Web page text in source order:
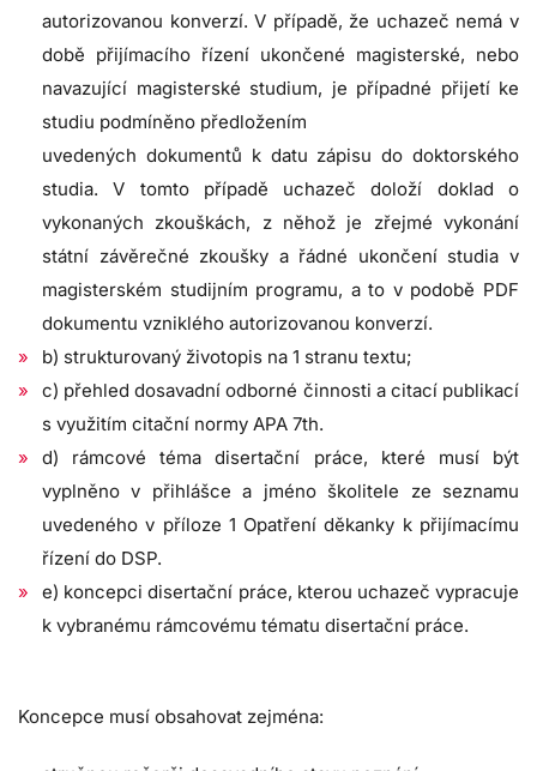
autorizovanou konverzí. V případě, že uchazeč nemá v
době přijímacího řízení ukončené magisterské, nebo
navazující magisterské studium, je případné přijetí ke
studiu podmíněno předložením
uvedených dokumentů k datu zápisu do doktorského
studia. V tomto případě uchazeč doloží doklad o
vykonaných zkouškách, z něhož je zřejmé vykonání
státní závěrečné zkoušky a řádné ukončení studia v
magisterském studijním programu, a to v podobě PDF
dokumentu vzniklého autorizovanou konverzí.
b) strukturovaný životopis na 1 stranu textu;
c) přehled dosavadní odborné činnosti a citací publikací
s využitím citační normy APA 7th.
d) rámcové téma disertační práce, které musí být
vyplněno v přihlášce a jméno školitele ze seznamu
uvedeného v příloze 1 Opatření děkanky k přijímacímu
řízení do DSP.
e) koncepci disertační práce, kterou uchazeč vypracuje
k vybranému rámcovému tématu disertační práce.
Koncepce musí obsahovat zejména: